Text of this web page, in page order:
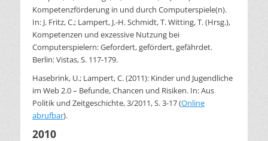
Kompetenzförderung in und durch Computerspiele(n).
In: J. Fritz, C.; Lampert, J.-H. Schmidt, T. Witting, T. (Hrsg.),
Kompetenzen und exzessive Nutzung bei
Computerspielern: Gefordert, gefördert, gefährdet.
Berlin: Vistas, S. 117-179.
Hasebrink, U.; Lampert, C. (2011): Kinder und Jugendliche
im Web 2.0 – Befunde, Chancen und Risiken. In: Aus
Politik und Zeitgeschichte, 3/2011, S. 3-17 (Online
abrufbar).
2010